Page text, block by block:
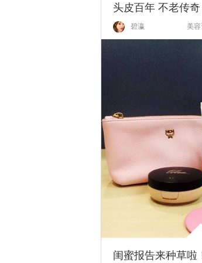
碧瀛 美